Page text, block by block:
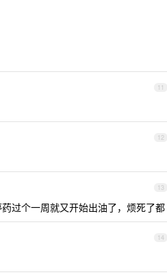
11
12
13
过个一周就又开始出油了，烦死了都
14